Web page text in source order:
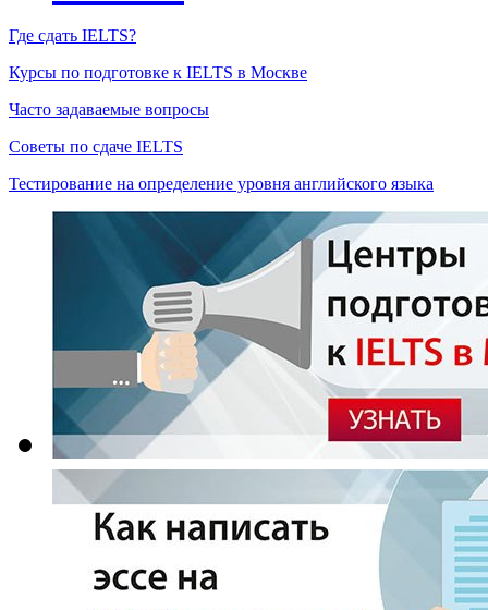
Где сдать IELTS?
Курсы по подготовке к IELTS в Москве
Часто задаваемые вопросы
Советы по сдаче IELTS
Тестирование на определение уровня английского языка